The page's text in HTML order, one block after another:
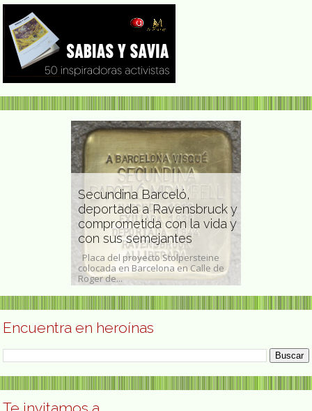
Secundina Barceló,
deportada a Ravensbruck y
comprometida con la vida y
con sus semejantes
Placa del proyecto Stolpersteine
colocada en Barcelona en Calle de
Roger de...
Encuentra en heroínas